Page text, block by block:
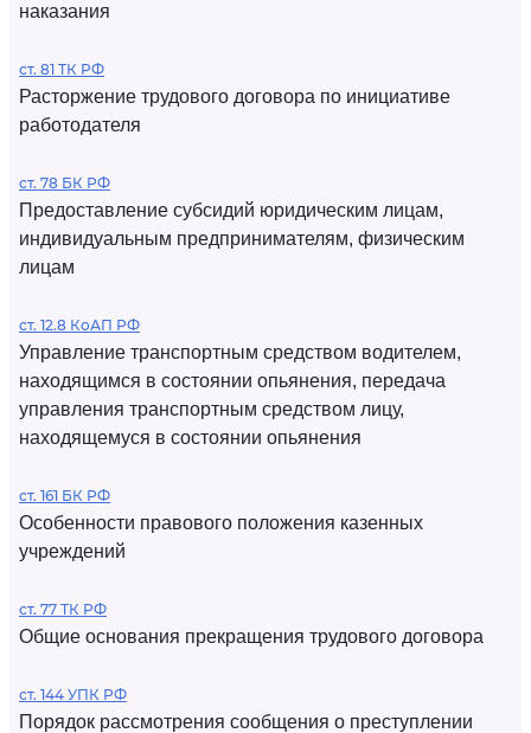
наказания
ст. 81 ТК РФ
Расторжение трудового договора по инициативе
работодателя
ст. 78 БК РФ
Предоставление субсидий юридическим лицам,
индивидуальным предпринимателям, физическим
лицам
ст. 12.8 КоАП РФ
Управление транспортным средством водителем,
находящимся в состоянии опьянения, передача
управления транспортным средством лицу,
находящемуся в состоянии опьянения
ст. 161 БК РФ
Особенности правового положения казенных
учреждений
ст. 77 ТК РФ
Общие основания прекращения трудового договора
ст. 144 УПК РФ
Порядок рассмотрения сообщения о преступлении